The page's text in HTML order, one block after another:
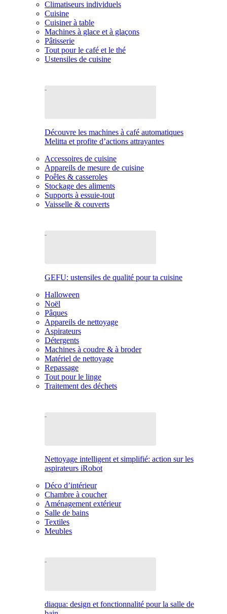
Climatiseurs individuels
Cuisine
Cuisiner à table
Machines à glace et à glaçons
Pâtisserie
Tout pour le café et le thé
Ustensiles de cuisine
Découvre les machines à café automatiques
Melitta et profite d’actions attrayantes
Accessoires de cuisine
Appareils de mesure de cuisine
Poêles & casseroles
Stockage des aliments
Supports à essuie-tout
Vaisselle & couverts
GEFU: ustensiles de qualité pour ta cuisine
Halloween
Noël
Pâques
Appareils de nettoyage
Aspirateurs
Détergents
Machines à coudre & à broder
Matériel de nettoyage
Repassage
Tout pour le linge
Traitement des déchets
Nettoyage intelligent et simplifié: action sur les
aspirateurs iRobot
Déco d’intérieur
Chambre à coucher
Aménagement extérieur
Salle de bains
Textiles
Meubles
diaqua: design et fonctionnalité pour la salle de